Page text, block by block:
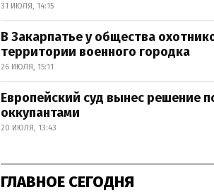
31 ИЮЛЯ, 14:15
В Закарпатье у общества
территории военного городка
26 ИЮЛЯ, 15:11
Европейский суд вынес решение
оккупантами
20 ИЮЛЯ, 13:43
ГЛАВНОЕ СЕГОДНЯ